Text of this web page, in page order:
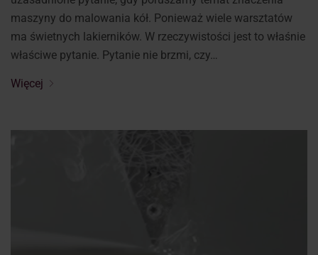
maszyny do malowania kół. Ponieważ wiele warsztatów
ma świetnych lakierników. W rzeczywistości jest to właśnie
właściwe pytanie. Pytanie nie brzmi, czy…
Więcej